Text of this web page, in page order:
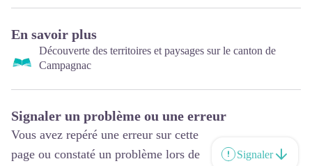
En savoir plus
Découverte des territoires et paysages sur le canton de
Campagnac
Signaler un problème ou une erreur
Vous avez repéré une erreur sur cette
page ou constaté un problème lors de
Signaler